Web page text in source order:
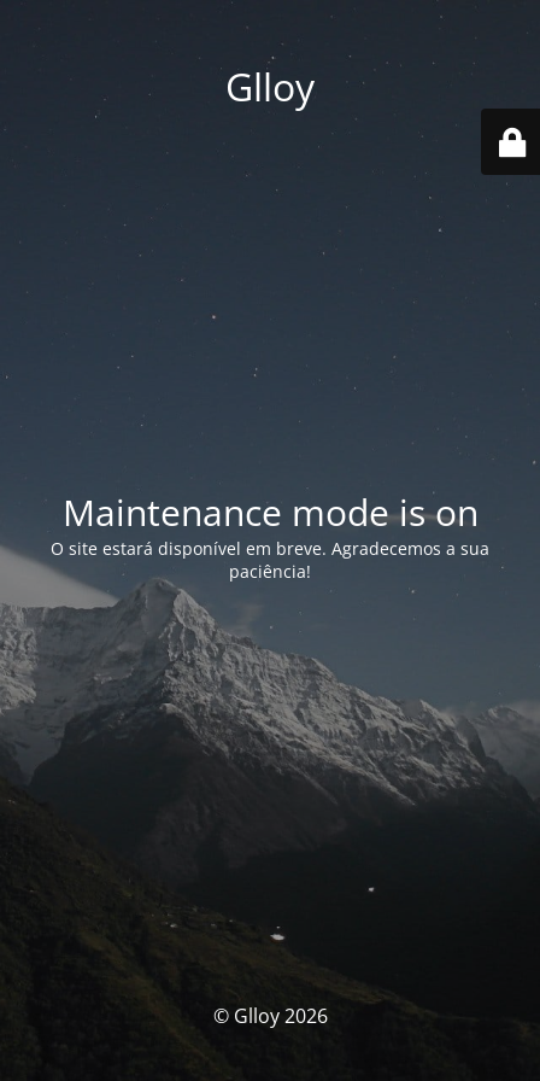
Glloy
Maintenance mode is on
O site estará disponível em breve. Agradecemos a sua
paciência!
© Glloy 2026